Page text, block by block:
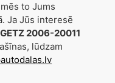
to Jums
Ja Jūs interesē
2006-20011
lūdzam